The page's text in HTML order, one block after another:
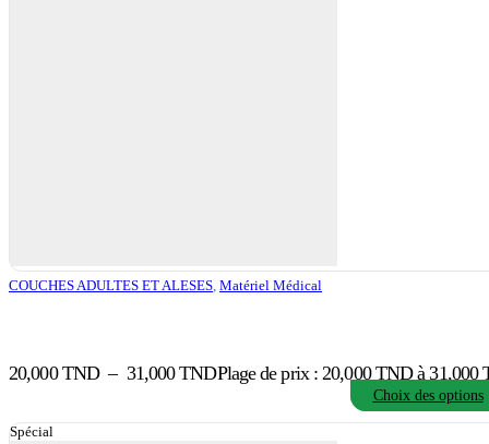
COUCHES ADULTES ET ALESES Matériel Médical
20,000TND – 31,000TNDPlage de prix : 20,000 TND à 31,000
Choix des options
Spécial